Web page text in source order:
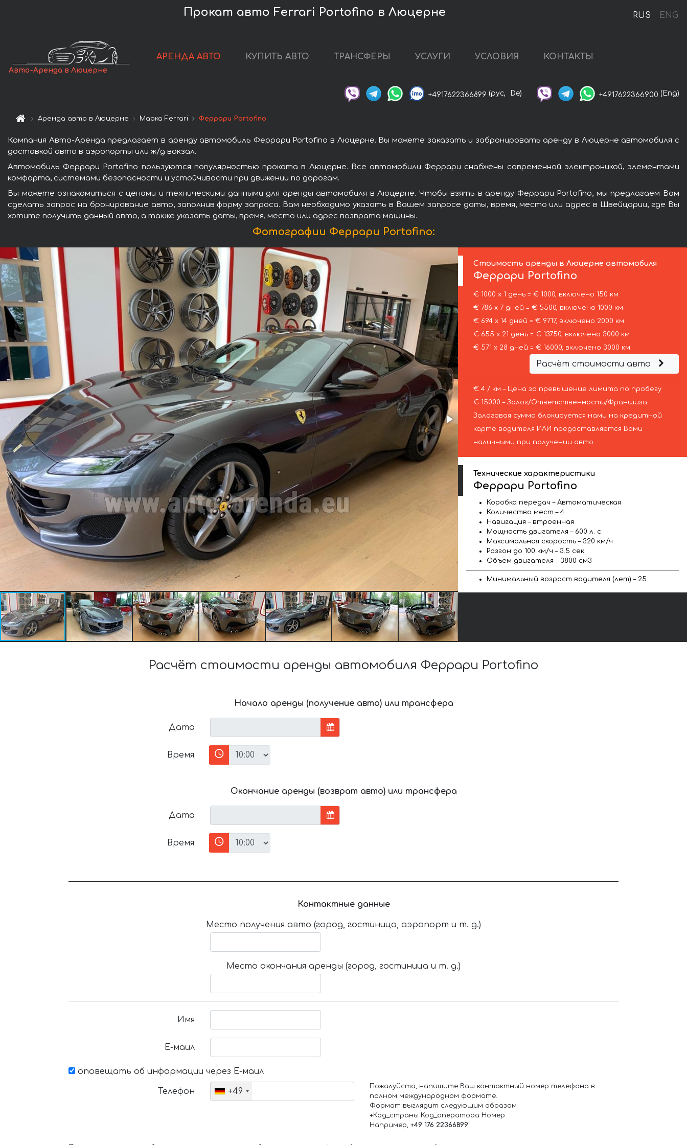
RUS ENG
Прокат авто Ferrari Portofino в Люцерне
Авто-Аренда в Люцерне
АРЕНДА АВТО КУПИТЬ АВТО ТРАНСФЕРЫ УСЛУГИ УСЛОВИЯ КОНТАКТЫ
+4917622366899 (рус, De) +4917622366900 (Eng)
Аренда авто в Люцерне Марка Ferrari Феррари Portofino
Компания Авто-Аренда предлагает в аренду автомобиль Феррари Portofino в Люцерне. Вы можете заказать и забронировать аренду в Люцерне автомобиля с
доставкой авто в аэропорты или ж/д вокзал.
Автомобиль Феррари Portofino пользуются популярностью проката в Люцерне. Все автомобили Феррари снабжены современной электроникой, элементами
комфорта, системами безопасности и устойчивости при движении по дорогам.
Вы можете ознакомиться с ценами и техническими данными для аренды автомобиля в Люцерне. Чтобы взять в аренду Феррари Portofino, мы предлагаем Вам
сделать запрос на бронирование авто, заполнив форму запроса. Вам необходимо указать в Вашем запросе даты, время, место или адрес в Швейцарии, где Вы
хотите получить данный авто, а также указать даты, время, место или адрес возврата машины.
Фотографии Феррари Portofino:
Стоимость аренды в Люцерне автомобиля
Феррари Portofino
€ 1000 х 1 день = € 1000, включено 150 км
€ 786 х 7 дней = € 5500, включено 1000 км
€ 694 х 14 дней = € 9717, включено 2000 км
€ 655 х 21 день = € 13750, включено 3000 км
€ 571 х 28 дней = € 16000, включено 3000 км
Расчёт стоимости авто
€ 4 / км – Цена за превышение лимита по пробегу
€ 15000 – Залог/Ответственность/Франшиза.
Залоговая сумма блокируется нами на кредитной
карте водителя ИЛИ предоставляется Вами
наличными при получении авто.
Технические характеристики
Феррари Portofino
Коробка передач – Автоматическая
Количество мест – 4
Навигация – втроенная
Мощность двигателя – 600 л. с.
Максимальная скорость – 320 км/ч
Разгон до 100 км/ч – 3.5 сек
Объём двигателя – 3800 см3
Минимальный возраст водителя (лет) – 25
Расчёт стоимости аренды автомобиля Феррари Portofino
Начало аренды (получение авто) или трансфера
Дата
Время
Окончание аренды (возврат авто) или трансфера
Дата
Время
Контактные данные
Место получения авто (город, гостиница, аэропорт и т. д.)
Место окончания аренды (город, гостиница и т. д.)
Имя
Е-маил
оповещать об информации через Е-маил
Телефон +49
Пожалуйста, напишите Ваш контактный номер телефона в
полном международном формате.
Формат выглядит следующим образом:
+Код_страны Код_оператора Номер
Например, +49 176 22366899